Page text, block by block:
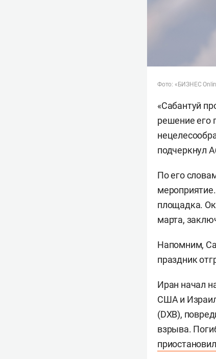
Фото: «БИЗНЕС
«Сабантуй
решение его
подчеркнул
По его
площадка.
марта,
Напомним,
праздник
Иран начал
США и
(DXB),
взрыва.
приостановил